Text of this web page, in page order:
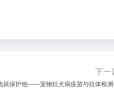
下一
就保护他——宠物狂犬病疫苗与抗体检测